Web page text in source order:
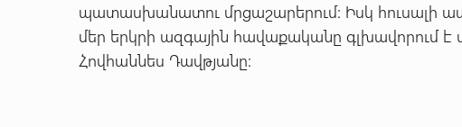
պատասխանատու մրցաշարերում: Իսկ հուսալի
մեր երկրի ազգային հավաքականը գլխավորում է
Հովհաննես Դավթյանը: